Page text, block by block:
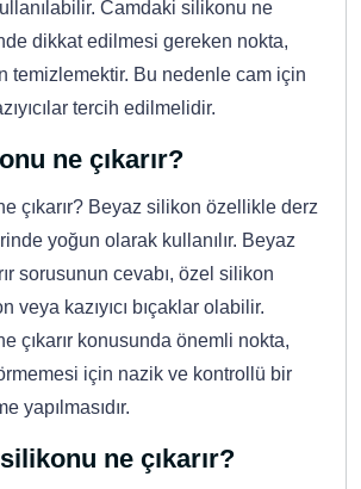
Camdaki silikonu ne
dikkat edilmesi gereken nokta,
temizlemektir. Bu nedenle cam için
tercih edilmelidir.
ne çıkarır?
çıkarır? Beyaz silikon özellikle derz
yoğun olarak kullanılır. Beyaz
sorusunun cevabı, özel silikon
veya kazıyıcı bıçaklar olabilir.
çıkarır konusunda önemli nokta,
için nazik ve kontrollü bir
yapılmasıdır.
ne çıkarır?